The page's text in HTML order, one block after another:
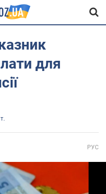
для
РУС